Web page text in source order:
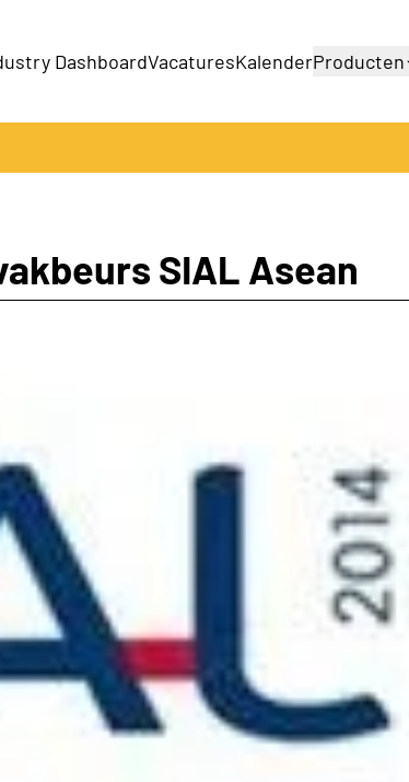
DashboardVacaturesKalenderProducten
Productengids
SIAL Asean